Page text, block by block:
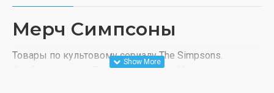
Мерч Симпсоны
Товары по культовому сериалу The Simpsons.
Футболки, худи с Гомером, Бартом, Мардж и другими